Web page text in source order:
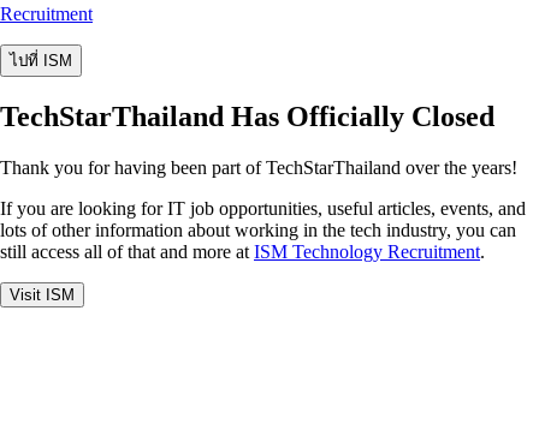
Recruitment
ไปที่ ISM
TechStarThailand Has Officially Closed
Thank you for having been part of TechStarThailand over the years!
If you are looking for IT job opportunities, useful articles, events, and
lots of other information about working in the tech industry, you can
still access all of that and more at ISM Technology Recruitment.
Visit ISM